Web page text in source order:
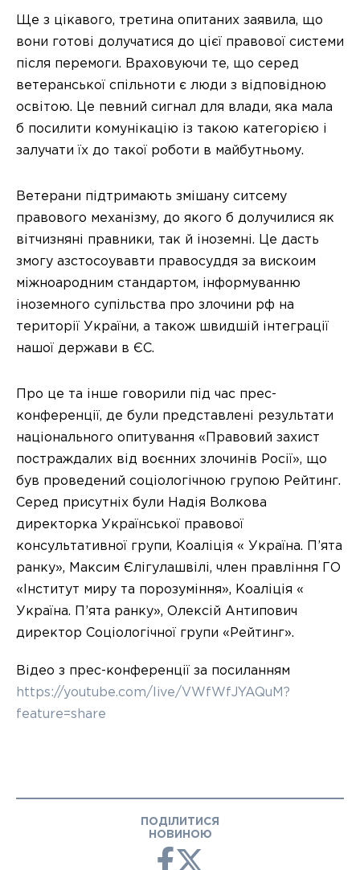
Ще з цікавого, третина опитаних заявила, що
вони готові долучатися до цієї правової системи
після перемоги. Враховуючи те, що серед
ветеранської спільноти є люди з відповідною
освітою. Це певний сигнал для влади, яка мала
б посилити комунікацію із такою категорією і
залучати їх до такої роботи в майбутньому.
Ветерани підтримають змішану ситсему
правового механізму, до якого б долучилися як
вітчизняні правники, так й іноземні. Це дасть
змогу азстосоувавти правосуддя за вискоим
міжноародним стандартом, інформуванню
іноземного супільства про злочини рф на
території України, а також швидшій інтеграції
нашої держави в ЄС.
Про це та інше говорили під час прес-
конференції, де були представлені результати
національного опитування «Правовий захист
постраждалих від воєнних злочинів Росії», що
був проведений соціологічною групою Рейтинг.
Серед присутніх були Надія Волкова
директорка Української правової
консультативної групи, Коаліція « Україна. П’ята
ранку», Максим Єлігулашвілі, член правління ГО
«Інститут миру та порозуміння», Коаліція «
Україна. П’ята ранку», Олексій Антипович
директор Соціологічної групи «Рейтинг».
Відео з прес-конференції за посиланням
https://youtube.com/live/VWfWfJYAQuM?
feature=share
ПОДІЛИТИСЯ
НОВИНОЮ